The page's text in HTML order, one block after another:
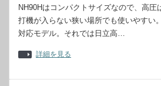
NH90Hはコンパクトサイズなので、高圧
打機が入らない狭い場所でも使いやすい
対応モデル。それでは日立高…
詳細を見る